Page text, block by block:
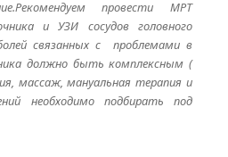
провести МРТ
и УЗИ сосудов головного
связанных с проблемами в
должно быть комплексным (
массаж, мануальная терапия и
необходимо подбирать под